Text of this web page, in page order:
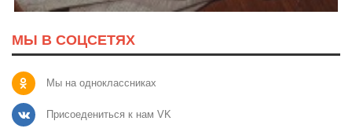
МЫ В СОЦСЕТЯХ
Мы на одноклассниках
Присоедениться к нам VK